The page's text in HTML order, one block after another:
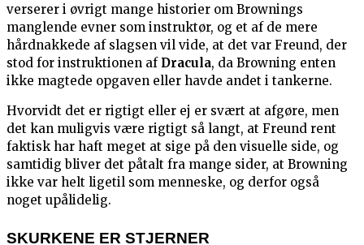
verserer i øvrigt mange historier om Brownings
manglende evner som instruktør, og et af de mere
hårdnakkede af slagsen vil vide, at det var Freund, der
stod for instruktionen af Dracula, da Browning enten
ikke magtede opgaven eller havde andet i tankerne.
Hvorvidt det er rigtigt eller ej er svært at afgøre, men
det kan muligvis være rigtigt så langt, at Freund rent
faktisk har haft meget at sige på den visuelle side, og
samtidig bliver det påtalt fra mange sider, at Browning
ikke var helt ligetil som menneske, og derfor også
noget upålidelig.
SKURKENE ER STJERNER